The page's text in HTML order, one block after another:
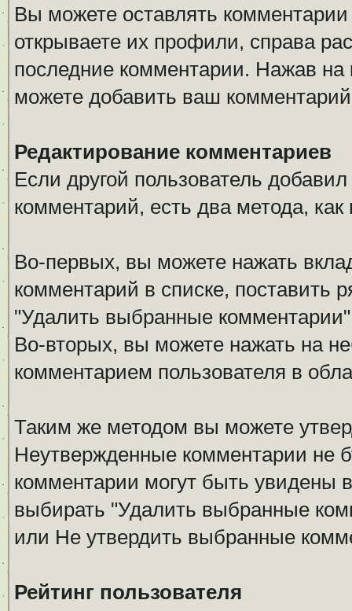
Вы можете оставлять
открываете их профили, справа
последние комментарии. Нажав
можете добавить ваш
Редактирование комментариев
Если другой пользователь
комментарий, есть два метода,
Во-первых, вы можете нажать
комментарий в списке, поставить
"Удалить выбранные
Во-вторых, вы можете нажать на
комментарием пользователя в
Таким же методом вы можете
Неутвержденные комментарии не
комментарии могут быть увидены
выбирать "Удалить выбранные
или Не утвердить выбранные
Рейтинг пользователя